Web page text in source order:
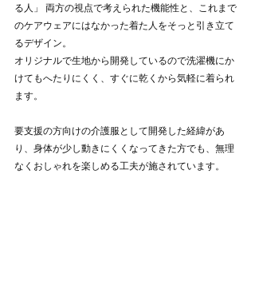
る人」 両方の視点で考えられた機能性と、これまで
のケアウェアにはなかった着た人をそっと引き立て
るデザイン。
​オリジナルで生地から開発しているので洗濯機にか
けてもへたりにくく、すぐに乾くから気軽に着られ
ます。
要支援の方向けの介護服として開発した経緯があ
り、身体が少し動きにくくなってきた方でも、無理
なくおしゃれを楽しめる工夫が施されています。